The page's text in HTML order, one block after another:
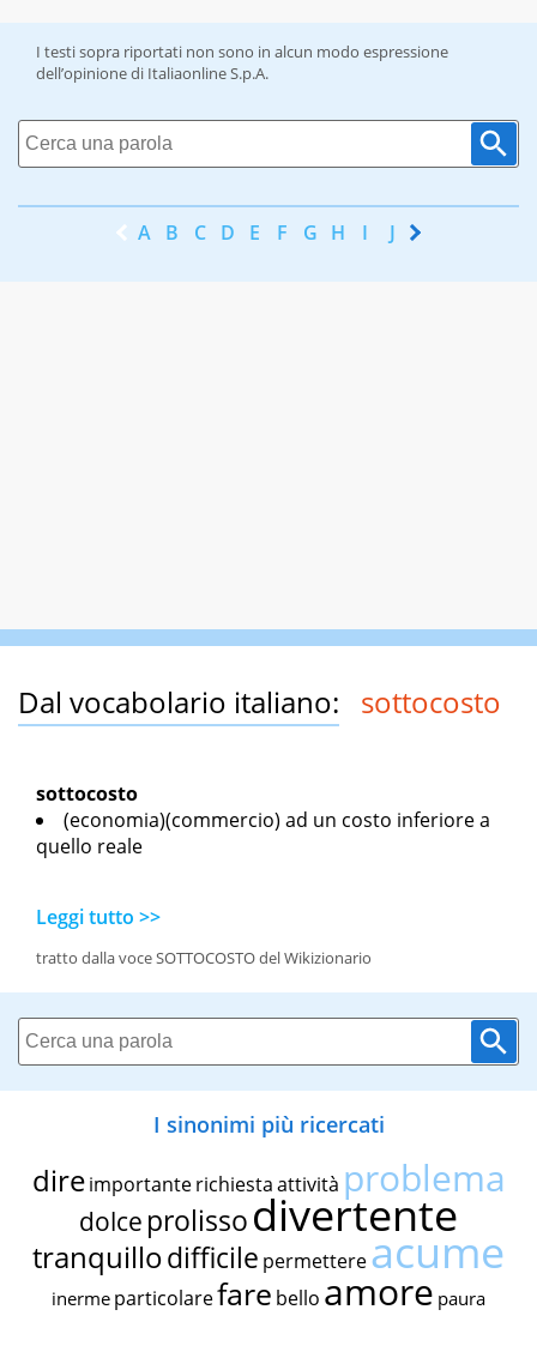
I testi sopra riportati non sono in alcun modo espressione
dell’opinione di Italiaonline S.p.A.
A B C D E F G H I J K
Dal vocabolario italiano: sottocosto
sottocosto
(economia)(commercio) ad un costo inferiore a
quello reale
Leggi tutto >>
tratto dalla voce SOTTOCOSTO del Wikizionario
I sinonimi più ricercati
dire importante richiestaattività problema
dolce prolissodivertente
tranquillodifficile permettereacume
inerme particolarefare bello amore paura